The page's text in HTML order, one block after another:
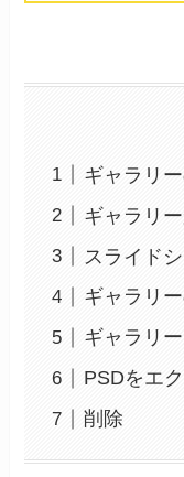
ギャラリ
ギャラリ
スライド
ギャラリ
ギャラリ
PSDをエ
削除